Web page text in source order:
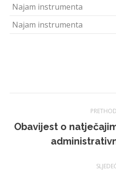
Najam instrumenta
Najam instrumenta
Obavijest o